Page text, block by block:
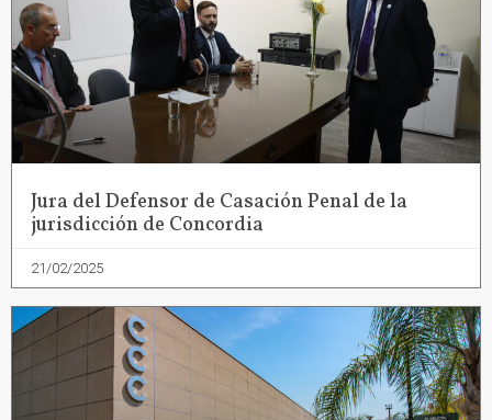
Jura del Defensor de Casación Penal de la
jurisdicción de Concordia
21/02/2025